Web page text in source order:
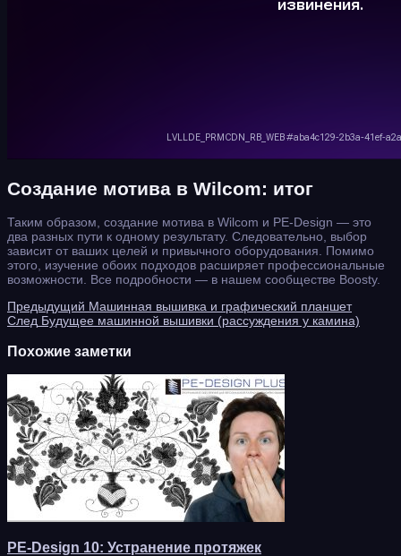
Создание мотива в Wilcom: итог
Таким образом, создание мотива в Wilcom и PE-Design — это
два разных пути к одному результату. Следовательно, выбор
зависит от ваших целей и привычного оборудования. Помимо
этого, изучение обоих подходов расширяет профессиональные
возможности. Все подробности — в нашем сообществе Boosty.
Предыдущий Машинная вышивка и графический планшет
След Будущее машинной вышивки (рассуждения у камина)
Похожие заметки
PE-Design 10: Устранение протяжек